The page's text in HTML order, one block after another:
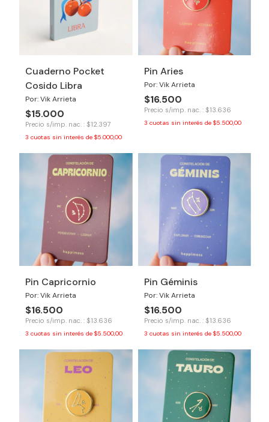
Cuaderno Pocket
Cosido Libra
Por: Vik Arrieta
$15.000
Precio s/imp. nac. : $12.397
3 cuotas sin interés de $5.000,00
Pin Aries
Por: Vik Arrieta
$16.500
Precio s/imp. nac. : $13.636
3 cuotas sin interés de $5.500,00
Pin Capricornio
Por: Vik Arrieta
$16.500
Precio s/imp. nac. : $13.636
3 cuotas sin interés de $5.500,00
Pin Géminis
Por: Vik Arrieta
$16.500
Precio s/imp. nac. : $13.636
3 cuotas sin interés de $5.500,00